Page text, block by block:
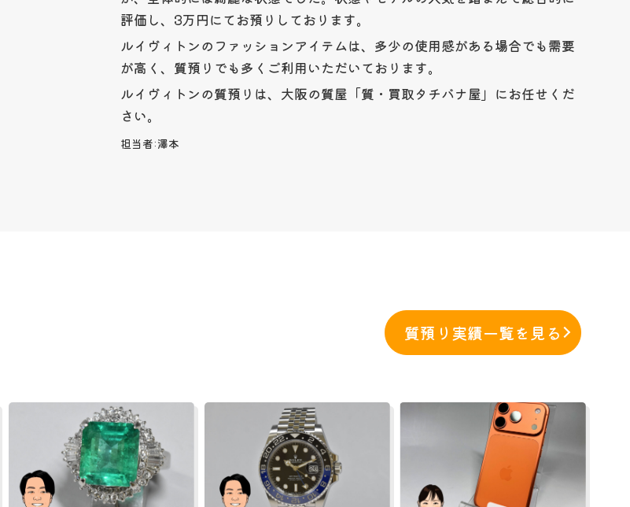
評価し、3万円にてお預りしております。
ルイヴィトンのファッションアイテムは、多少の使用感がある場合でも需要
が高く、質預りでも多くご利用いただいております。
ルイヴィトンの質預りは、大阪の質屋「質・買取タチバナ屋」にお任せくだ
さい。
担当者:澤本
質預り実績一覧を見る